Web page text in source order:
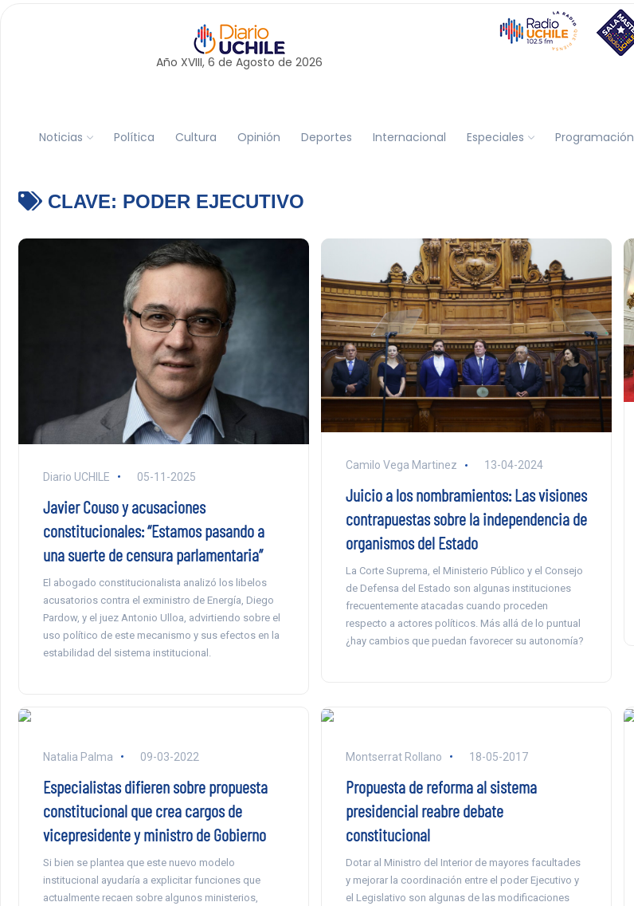
Año XVIII, 6 de Agosto de 2026
Noticias Política Cultura Opinión Deportes Internacional Especiales Programación
CLAVE: PODER EJECUTIVO
Diario UCHILE 05-11-2025
Javier Couso y acusaciones
constitucionales: “Estamos pasando a
una suerte de censura parlamentaria”
El abogado constitucionalista analizó los libelos
acusatorios contra el exministro de Energía, Diego
Pardow, y el juez Antonio Ulloa, advirtiendo sobre el
uso político de este mecanismo y sus efectos en la
estabilidad del sistema institucional.
Camilo Vega Martinez 13-04-2024
Juicio a los nombramientos: Las visiones
contrapuestas sobre la independencia de
organismos del Estado
La Corte Suprema, el Ministerio Público y el Consejo
de Defensa del Estado son algunas instituciones
frecuentemente atacadas cuando proceden
respecto a actores políticos. Más allá de lo puntual
¿hay cambios que puedan favorecer su autonomía?
Natalia Palma 09-03-2022
Especialistas difieren sobre propuesta
constitucional que crea cargos de
vicepresidente y ministro de Gobierno
Si bien se plantea que este nuevo modelo
institucional ayudaría a explicitar funciones que
actualmente recaen sobre algunos ministerios,
Montserrat Rollano 18-05-2017
Propuesta de reforma al sistema
presidencial reabre debate
constitucional
Dotar al Ministro del Interior de mayores facultades
y mejorar la coordinación entre el poder Ejecutivo y
el Legislativo son algunas de las modificaciones